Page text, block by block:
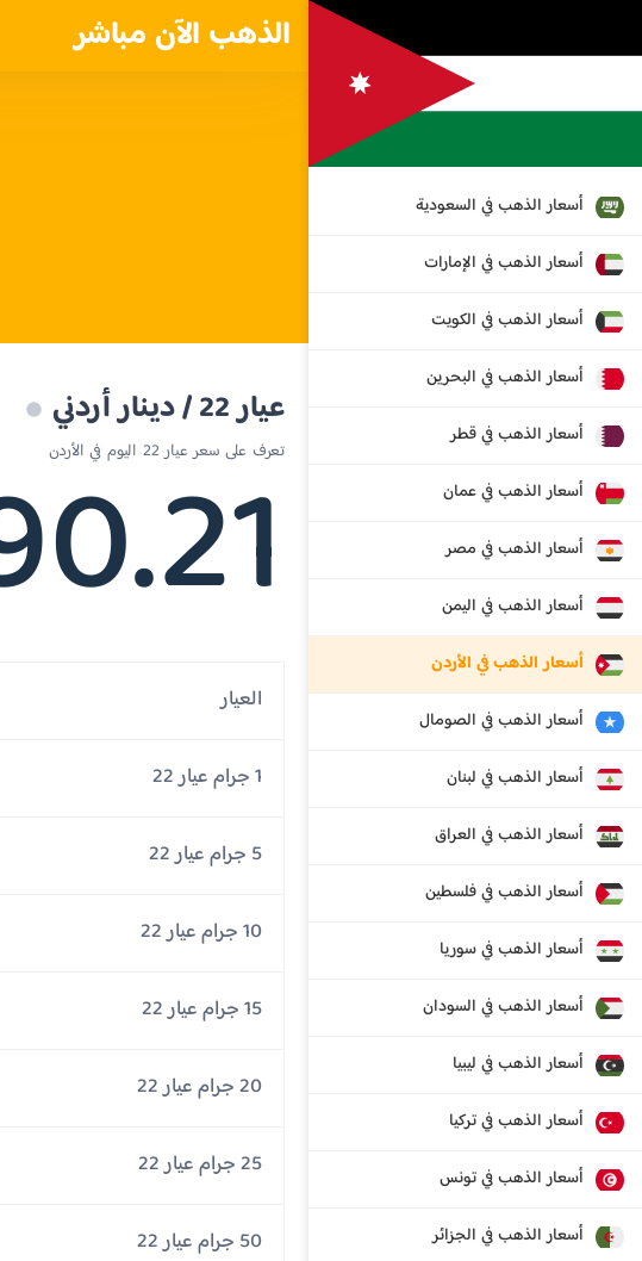
الذهب الآن مباشر
أسعار الذهب في السعودية
أسعار الذهب في الإمارات
أسعار الذهب في الكويت
أسعار الذهب في البحرين
أسعار الذهب في قطر
أسعار الذهب في عمان
أسعار الذهب في مصر
أسعار الذهب في اليمن
أسعار الذهب في الأردن
أسعار الذهب في الصومال
أسعار الذهب في لبنان
أسعار الذهب في العراق
أسعار الذهب في فلسطين
أسعار الذهب في سوريا
أسعار الذهب في السودان
أسعار الذهب في ليبيا
أسعار الذهب في تركيا
أسعار الذهب في تونس
أسعار الذهب في الجزائر
عيار 22 / دينار أردني
تعرف على سعر عيار 22 اليوم في الأردن
العيار
1 جرام عيار 22
5 جرام عيار 22
10 جرام عيار 22
15 جرام عيار 22
20 جرام عيار 22
25 جرام عيار 22
50 جرام عيار 22